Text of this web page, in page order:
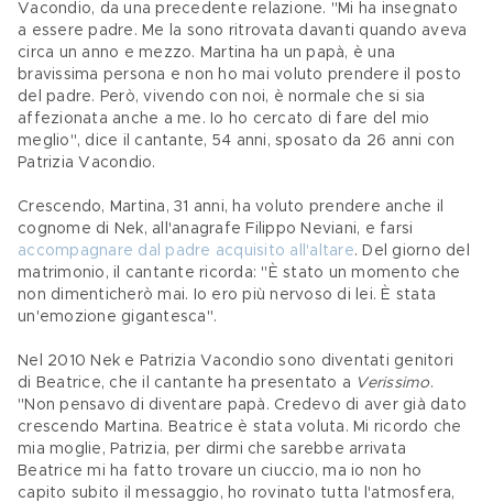
Vacondio, da una precedente relazione. "Mi ha insegnato
a essere padre. Me la sono ritrovata davanti quando aveva
circa un anno e mezzo. Martina ha un papà, è una
bravissima persona e non ho mai voluto prendere il posto
del padre. Però, vivendo con noi, è normale che si sia
affezionata anche a me. Io ho cercato di fare del mio
meglio", dice il cantante, 54 anni, sposato da 26 anni con
Patrizia Vacondio.
Crescendo, Martina, 31 anni, ha voluto prendere anche il
cognome di Nek, all'anagrafe Filippo Neviani, e farsi
accompagnare dal padre acquisito all'altare. Del giorno del
matrimonio, il cantante ricorda: "È stato un momento che
non dimenticherò mai. Io ero più nervoso di lei. È stata
un'emozione gigantesca".
Nel 2010 Nek e Patrizia Vacondio sono diventati genitori
di Beatrice, che il cantante ha presentato a Verissimo.
"Non pensavo di diventare papà. Credevo di aver già dato
crescendo Martina. Beatrice è stata voluta. Mi ricordo che
mia moglie, Patrizia, per dirmi che sarebbe arrivata
Beatrice mi ha fatto trovare un ciuccio, ma io non ho
capito subito il messaggio, ho rovinato tutta l'atmosfera,